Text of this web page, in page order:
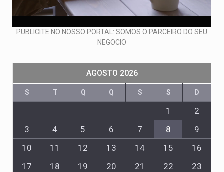
PUBLICITE NO NOSSO PORTAL: SOMOS O PARCEIRO DO SEU
NEGOCIO
AGOSTO 2026
S T Q Q S S D
1
2
3
4 5 6 7 8
9
10
11 12 13 14 15
16
17
18 19 20 21 22
23